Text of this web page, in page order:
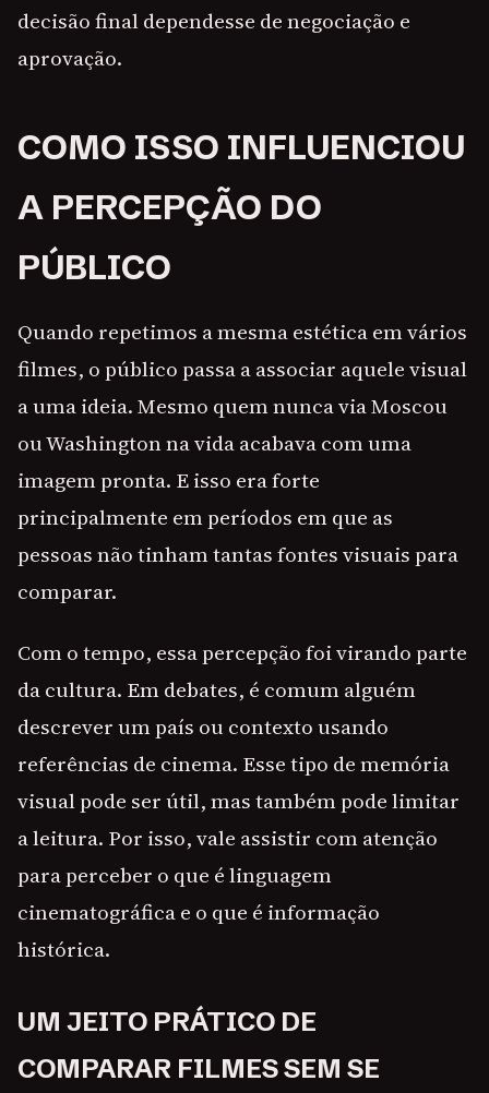
decisão final dependesse de negociação e
aprovação.
COMO ISSO INFLUENCIOU
A PERCEPÇÃO DO
PÚBLICO
Quando repetimos a mesma estética em vários
filmes, o público passa a associar aquele visual
a uma ideia. Mesmo quem nunca via Moscou
ou Washington na vida acabava com uma
imagem pronta. E isso era forte
principalmente em períodos em que as
pessoas não tinham tantas fontes visuais para
comparar.
Com o tempo, essa percepção foi virando parte
da cultura. Em debates, é comum alguém
descrever um país ou contexto usando
referências de cinema. Esse tipo de memória
visual pode ser útil, mas também pode limitar
a leitura. Por isso, vale assistir com atenção
para perceber o que é linguagem
cinematográfica e o que é informação
histórica.
UM JEITO PRÁTICO DE
COMPARAR FILMES SEM SE